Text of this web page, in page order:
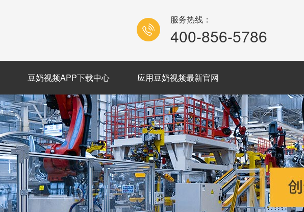
服务热线：
400-856-5786
豆奶视频APP下载中心 应用豆奶视频最新官网